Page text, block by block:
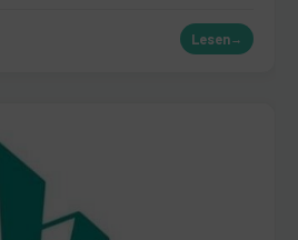
Lesen